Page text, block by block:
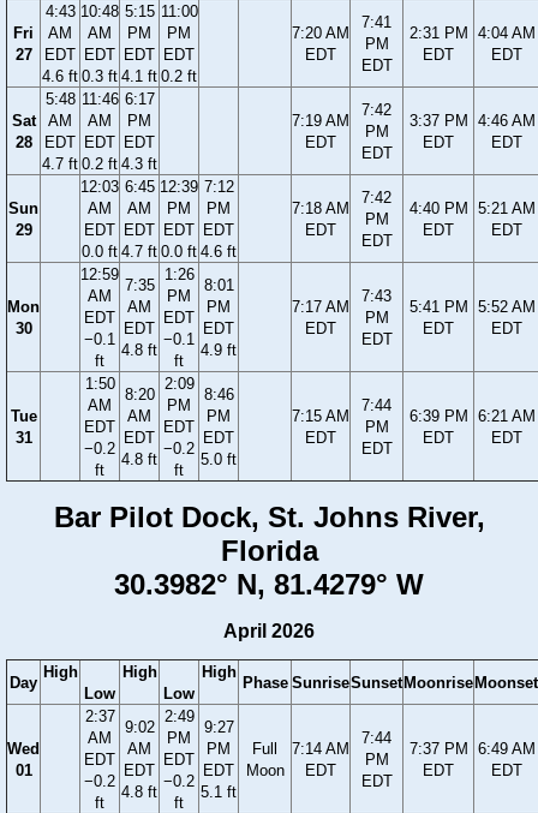
Fri
27
4:43
AM
EDT
4.6 ft
10:48
AM
EDT
0.3 ft
5:15
PM
EDT
4.1 ft
11:00
PM
EDT
0.2 ft
7:20 AM
EDT
7:41
PM
EDT
2:31 PM
EDT
4:04 AM
EDT
Sat
28
5:48
AM
EDT
4.7 ft
11:46
AM
EDT
0.2 ft
6:17
PM
EDT
4.3 ft
7:19 AM
EDT
7:42
PM
EDT
3:37 PM
EDT
4:46 AM
EDT
Sun
29
12:03
AM
EDT
0.0 ft
6:45
AM
EDT
4.7 ft
12:39
PM
EDT
0.0 ft
7:12
PM
EDT
4.6 ft
7:18 AM
EDT
7:42
PM
EDT
4:40 PM
EDT
5:21 AM
EDT
Mon
30
12:59
AM
EDT
−0.1
ft
7:35
AM
EDT
4.8 ft
1:26
PM
EDT
−0.1
ft
8:01
PM
EDT
4.9 ft
7:17 AM
EDT
7:43
PM
EDT
5:41 PM
EDT
5:52 AM
EDT
Tue
31
1:50
AM
EDT
−0.2
ft
8:20
AM
EDT
4.8 ft
2:09
PM
EDT
−0.2
ft
8:46
PM
EDT
5.0 ft
7:15 AM
EDT
7:44
PM
EDT
6:39 PM
EDT
6:21 AM
EDT
Bar Pilot Dock, St. Johns River,
Florida
30.3982° N, 81.4279° W
April 2026
Day
High
Low
High
Low
High
Phase SunriseSunsetMoonriseMoonset
Wed
01
2:37
AM
EDT
−0.2
ft
9:02
AM
EDT
4.8 ft
2:49
PM
EDT
−0.2
ft
9:27
PM
EDT
5.1 ft
Full
Moon
7:14 AM
EDT
7:44
PM
EDT
7:37 PM
EDT
6:49 AM
EDT